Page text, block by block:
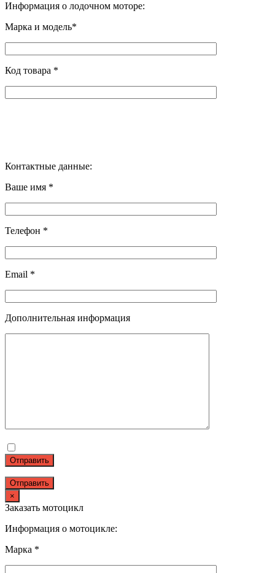
Информация о лодочном моторе:
Марка и модель*
Код товара *
Контактные данные:
Ваше имя *
Телефон *
Email *
Дополнительная информация
Отправить
×
Заказать мотоцикл
Информация о мотоцикле:
Марка *